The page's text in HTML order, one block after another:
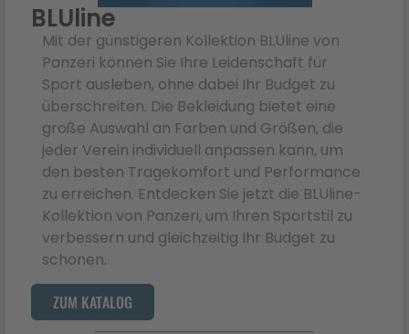
BLUline
Mit der günstigeren Kollektion BLUline von
Panzeri können Sie Ihre Leidenschaft für
Sport ausleben, ohne dabei Ihr Budget zu
überschreiten. Die Bekleidung bietet eine
große Auswahl an Farben und Größen, die
jeder Verein individuell anpassen kann, um
den besten Tragekomfort und Performance
zu erreichen. Entdecken Sie jetzt die BLUline-
Kollektion von Panzeri, um Ihren Sportstil zu
verbessern und gleichzeitig Ihr Budget zu
schonen.
ZUM KATALOG